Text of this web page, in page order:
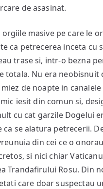
de asasinat.
masive pe care le
ca petrecerea inceta cu
trase si, intr-o bezna
totala. Nu era
de noapte in
iesit din comun si,
cu cat garzile Dogelui
se alatura petrecerii.
din cei ce o
si nici chiar
Trandafirului Rosu. Din
care doar suspectau